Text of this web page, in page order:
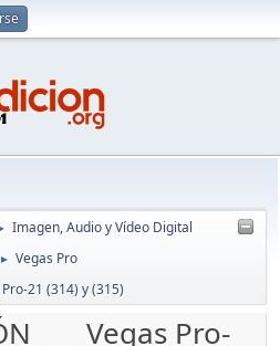
Imagen, Audio y Vídeo Digital
► Vegas Pro
Pro-21 (314) y (315)
___ Vegas Pro-